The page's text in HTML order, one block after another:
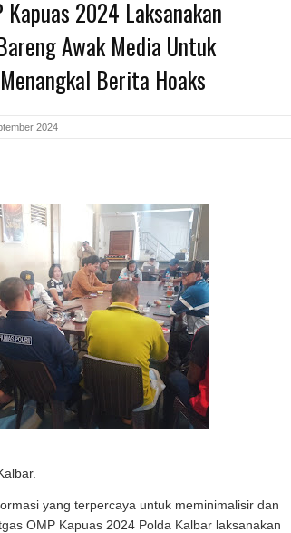
Kapuas 2024 Laksanakan
Awak Media Untuk
Berita Hoaks
2024
yang terpercaya untuk meminimalisir dan
OMP Kapuas 2024 Polda Kalbar laksanakan